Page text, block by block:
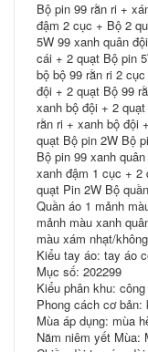
Bộ pin 99 rằn ri +
đậm 2 cục + Bộ 2
5W 99 xanh quân
cái + 2 quạt Bộ pin
bộ bộ 99 rằn ri 2
đội + 2 quạt Bộ 99
xanh bộ đội + 2
rằn ri + xanh bộ đội
quạt Bộ pin 2W Bộ
Bộ pin 99 xanh
xanh đậm 1 cục + 2
quạt Pin 2W Bộ
Quần áo 1 mảnh
mảnh màu xanh
màu xám nhạt/
Kiểu tay áo: tay áo
Mục số: 202299
Kiểu phân khu:
Phong cách cơ bản:
Mùa áp dụng: mùa
Năm niêm yết Mùa: